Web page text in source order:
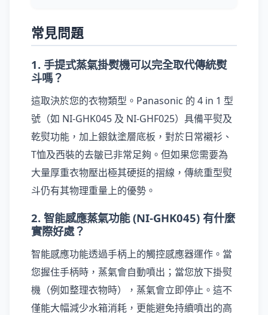
常見問題
1. 手提式蒸氣掛熨機可以完全取代傳統熨
斗嗎？
這取決於您的衣物類型。Panasonic 的 4 in 1 型
號（如 NI-GHK045 及 NI-GHF025）具備平熨及
乾熨功能，加上銀鈦塗層底板，對於日常襯衫、
T恤及西裝的去皺已非常足夠。但如果您需要為
大量厚重衣物壓出極其硬挺的摺線，傳統重型熨
斗仍有其物理重量上的優勢。
2. 智能感應蒸氣功能 (NI-GHK045) 有什麼
實際好處？
智能感應功能透過手柄上的觸控感應器運作。當
您握住手柄時，蒸氣會自動噴出；當您放下掛熨
機（例如整理衣物時），蒸氣會立即停止。這不
僅能大幅減少水箱消耗，更能避免持續噴出的高